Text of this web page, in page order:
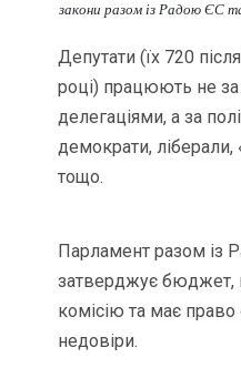
закони разом із Радою ЄС
Депутати (їх 720
році) працюють не
делегаціями, а за
демократи, ліберали,
тощо.
Парламент разом із
затверджує бюджет,
комісію та має право
недовіри.